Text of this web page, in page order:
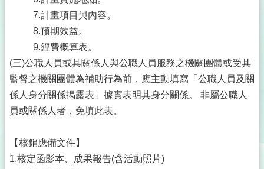
7.計畫項目與內容。
8.預期效益。
9.經費概算表。
(三)公職人員或其關係人與公職人員服務之機關團體或受其
監督之機關團體為補助行為前，應主動填寫「公職人員及關
係人身分關係揭露表」據實表明其身分關係。 非屬公職人
員或關係人者，免填此表。
【核銷應備文件】
1.核定函影本、成果報告(含活動照片)